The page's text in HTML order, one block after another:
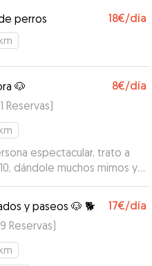
perros 18€/día
🐶 8€/día
1 Reservas)
espectacular, trato a
dándole muchos mimos y
Repetiremos sin duda.”
y paseos 🐶 🐕 17€/día
9 Reservas)